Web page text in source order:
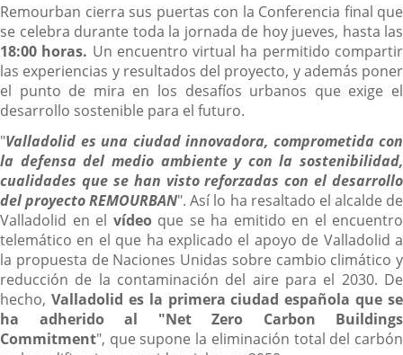
Remourban cierra sus puertas con la Conferencia final que
se celebra durante toda la jornada de hoy jueves, hasta las
18:00 horas. Un encuentro virtual ha permitido compartir
las experiencias y resultados del proyecto, y además poner
el punto de mira en los desafíos urbanos que exige el
desarrollo sostenible para el futuro.
"Valladolid es una ciudad innovadora, comprometida con
la defensa del medio ambiente y con la sostenibilidad,
cualidades que se han visto reforzadas con el desarrollo
del proyecto REMOURBAN". Así lo ha resaltado el alcalde de
Valladolid en el vídeo que se ha emitido en el encuentro
telemático en el que ha explicado el apoyo de Valladolid a
la propuesta de Naciones Unidas sobre cambio climático y
reducción de la contaminación del aire para el 2030. De
hecho, Valladolid es la primera ciudad española que se
ha adherido al "Net Zero Carbon Buildings
Commitment", que supone la eliminación total del carbón